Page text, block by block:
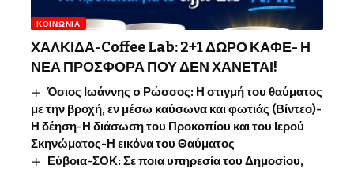
ΚΟΙΝΩΝΊΑ
ΧΑΛΚΙΔΑ-Coffee Lab: 2+1 ΔΩΡΟ ΚΑΦΕ- Η
ΝΕΑ ΠΡΟΣΦΟΡΑ ΠΟΥ ΔΕΝ ΧΑΝΕΤΑΙ!
Όσιος Ιωάννης o Ρώσσος: Η στιγμή του θαύματος
με την βροχή, εν μέσω καύσωνα και φωτιάς (Βίντεο)-
Η δέηση-Η διάσωση του Προκοπίου και του Ιερού
Σκηνώματος-Η εικόνα του Θαύματος
Εύβοια-ΣΟΚ: Σε ποια υπηρεσία του Δημοσίου,